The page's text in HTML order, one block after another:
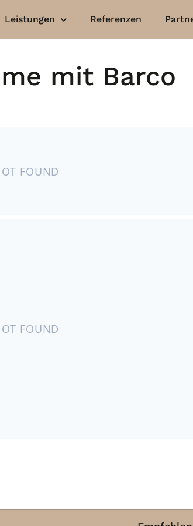
Leistungen Referenzen
mit Barco